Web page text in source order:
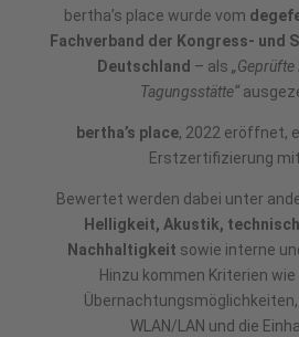
bertha’s place wurde vom
Fachverband der Kongress- und
Deutschland – als
Tagungsstätte“
bertha’s place, 2022 eröffnet,
Erstzertifizierung mit
Bewertet werden dabei unter
Helligkeit, Akustik,
Nachhaltigkeit sowie interne
Hinzu kommen Kriterien
WLAN/LAN und die